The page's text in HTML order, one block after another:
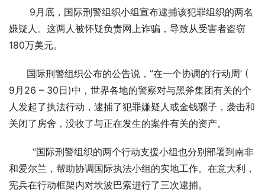
9月底，国际刑警组织小组宣布逮捕该犯罪组织的两名
嫌疑人。这两人被怀疑负责网上诈骗，导致从受害者盗窃
180万美元。
9月26 – 30日)中，世界各地的警察对与黑斧集团有关的个
人发起了执法行动，逮捕了犯罪嫌疑人或金钱骡子，袭击和
关闭了房舍，没收了与正在发生的案件有关的资产。
“国际刑警组织的两个行动支援小组也分别部署到南非
和爱尔兰，帮助协调国际执法小组的实地工作。在意大利，
宪兵在行动框架内对坎波巴索进行了三次逮捕。